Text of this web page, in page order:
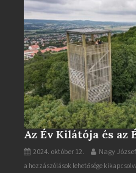
Az Év Kilátója és az
2024. október 12. Nagy József
Az
a hozzászólások lehetősége